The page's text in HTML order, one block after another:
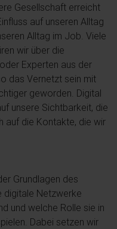
Gesellschaft erreicht
auf unseren Alltag
Alltag im Job. Viele
wir über die
Experten aus der
das Vernetzt sein mit
geworden. Digital
unsere Sichtbarkeit, die
auf die Kontakte, die wir
Grundlagen des
digitale Netzwerke
und welche Rolle sie in
Dabei setzen wir